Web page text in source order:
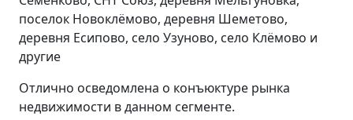
поселок Новоклёмово, деревня Шеметово,
деревня Есипово, село Узуново, село Клёмово и
другие
Отлично осведомлена о конъюктуре рынка
недвижимости в данном сегменте.